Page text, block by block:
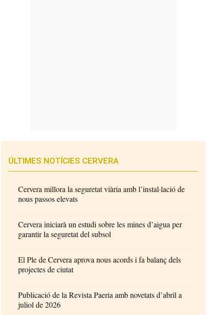
ÚLTIMES NOTÍCIES CERVERA
Cervera millora la seguretat viària amb l’instal·lació de
nous passos elevats
Cervera iniciarà un estudi sobre les mines d’aigua per
garantir la seguretat del subsol
El Ple de Cervera aprova nous acords i fa balanç dels
projectes de ciutat
Publicació de la Revista Paeria amb novetats d’abril a
juliol de 2026